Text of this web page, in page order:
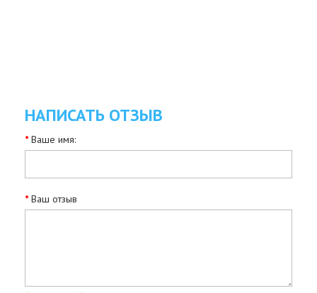
НАПИСАТЬ ОТЗЫВ
Ваше имя:
Ваш отзыв